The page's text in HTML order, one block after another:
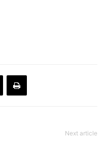
Next article